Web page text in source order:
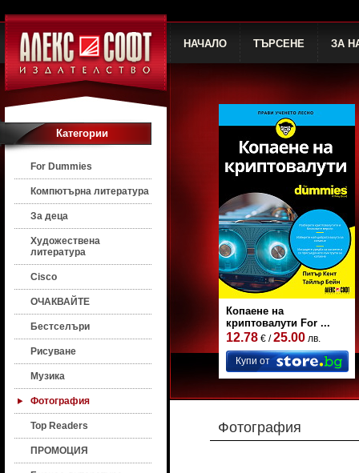
НАЧАЛО ТЪРСЕНЕ ЗА
Категории
For Dummies
Компютърна литература
За деца
Художествена
литература
Cisco
ОЧАКВАЙТЕ
Бестселъри
Рисуване
Музика
Фотография
Top Readers
ПРОМОЦИЯ
Копаене на
криптовалути For ...
12.78 € /25.00 лв.
Купи от
Фотография